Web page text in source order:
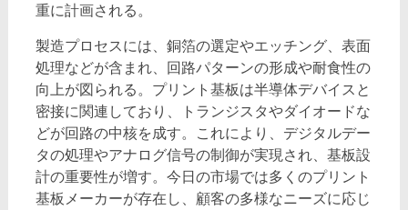
重に計画される。
製造プロセスには、銅箔の選定やエッチング、表面
処理などが含まれ、回路パターンの形成や耐食性の
向上が図られる。プリント基板は半導体デバイスと
密接に関連しており、トランジスタやダイオードな
どが回路の中核を成す。これにより、デジタルデー
タの処理やアナログ信号の制御が実現され、基板設
計の重要性が増す。今日の市場では多くのプリント
基板メーカーが存在し、顧客の多様なニーズに応じ